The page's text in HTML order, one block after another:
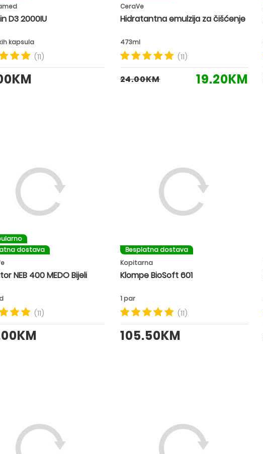
D3 2000IU
kapsula
(11)
CeraVe
Hidratantna emulzija za čišćenje
473ml
(11)
24.00KM 19.20KM
dostava
NEB 400 MEDO Bijeli
(11)
Besplatna dostava
Kopitarna
Klompe BioSoft 601
1 par
(11)
105.50KM